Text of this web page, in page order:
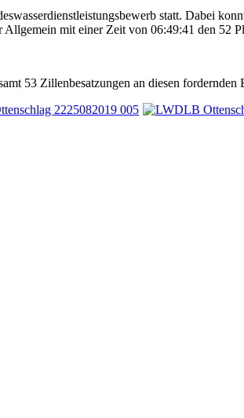
statt. Dabei
mit einer Zeit von 06:49:41 den 52
53 Zillenbesatzungen an diesen fordernden